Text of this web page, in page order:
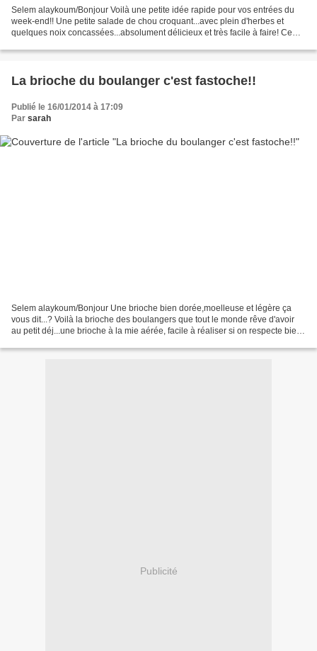
Selem alaykoum/Bonjour Voilà une petite idée rapide pour vos entrées du
week-end!! Une petite salade de chou croquant...avec plein d'herbes et
quelques noix concassées...absolument délicieux et très facile à faire! Ce
La brioche du boulanger c'est fastoche!!
Publié le 16/01/2014 à 17:09
Par sarah
Selem alaykoum/Bonjour Une brioche bien dorée,moelleuse et légère ça
vous dit...? Voilà la brioche des boulangers que tout le monde rêve d'avoir
au petit déj...une brioche à la mie aérée, facile à réaliser si on respecte bien
Publicité